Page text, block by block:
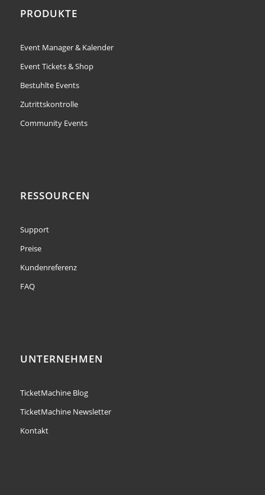
PRODUKTE
Event Manager & Kalender
Event Tickets & Shop
Bestuhlte Events
Zutrittskontrolle
Community Events
RESSOURCEN
Support
Preise
Kundenreferenz
FAQ
UNTERNEHMEN
TicketMachine Blog
TicketMachine Newsletter
Kontakt